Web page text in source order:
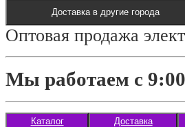
Доставка в другие города
Оптовая продажа
Мы работаем с
Каталог Доставка